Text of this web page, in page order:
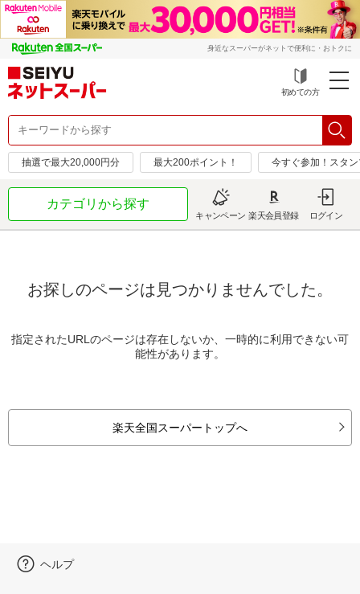
身近なスーパーがネットで便利に・おトクに
初めての方
抽選で最大20,000円分 最大200ポイント！ 今すぐ参加！スタ
カテゴリから探す
キャンペーン 楽天会員登録 ログイン
お探しのページは見つかりませんでした。
指定されたURLのページは存在しないか、一時的に利用できない可
能性があります。
楽天全国スーパートップへ
ヘルプ